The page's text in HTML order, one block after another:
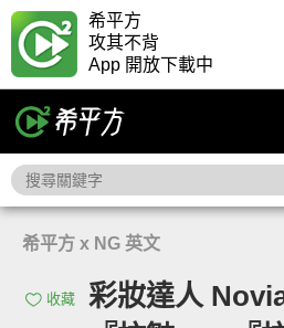
希平方
攻其不背
App 開放下載中
希平方 x NG 英文
收藏
彩妝達人